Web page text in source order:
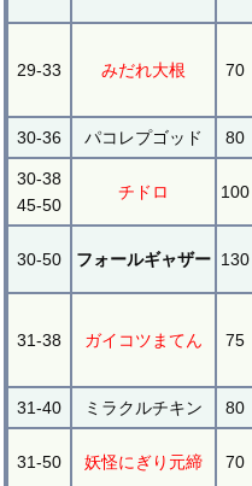
29-33 みだれ大根 70
30-36 パコレプゴッド 80
30-38
45-50
チドロ 100
30-50 フォールギャザー 130
31-38 ガイコツまてん 75
31-40 ミラクルチキン 80
31-50 妖怪にぎり元締 70